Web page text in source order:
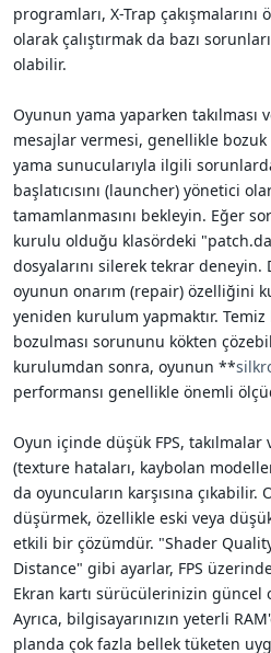
programları, X-Trap
olarak çalıştırmak da bazı
olabilir.
Oyunun yama yaparken
mesajlar vermesi, genellikle bozuk
yama sunucularıyla ilgili
başlatıcısını (launcher) yönetici
tamamlanmasını bekleyin. Eğer
kurulu olduğu klasördeki
dosyalarını silerek tekrar deneyin.
oyunun onarım (repair) özelliğini
yeniden kurulum yapmaktır.
bozulması sorununu kökten
kurulumdan sonra, oyunun **
performansı genellikle önemli
Oyun içinde düşük FPS,
(texture hataları, kaybolan
da oyuncuların karşısına çıkabilir.
düşürmek, özellikle eski veya
etkili bir çözümdür. "Shader
Distance" gibi ayarlar, FPS
Ekran kartı sürücülerinizin
Ayrıca, bilgisayarınızın yeterli
planda çok fazla bellek tüketen